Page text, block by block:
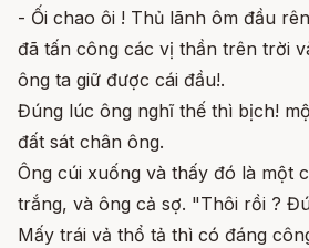
- Ối chao ôi ! Thủ lãnh ôm đầu
đã tấn công các vị thần trên trời
ông ta giữ được cái đầu!.
Đúng lúc ông nghĩ thế thì bịch!
đất sát chân ông.
Ông cúi xuống và thấy đó là một
trắng, và ông cả sợ. "Thôi rồi ?
Mấy trái vả thổ tả thì có đáng